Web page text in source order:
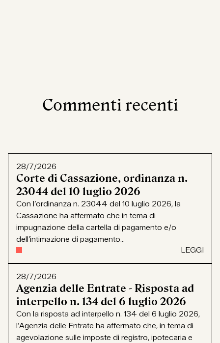
Commenti recenti
28/7/2026
Corte di Cassazione, ordinanza n.
23044 del 10 luglio 2026
Con l’ordinanza n. 23044 del 10 luglio 2026, la
Cassazione ha affermato che in tema di
impugnazione della cartella di pagamento e/o
dell’intimazione di pagamento...
LEGGI
28/7/2026
Agenzia delle Entrate - Risposta ad
interpello n. 134 del 6 luglio 2026
Con la risposta ad interpello n. 134 del 6 luglio 2026,
l’Agenzia delle Entrate ha affermato che, in tema di
agevolazione sulle imposte di registro, ipotecaria e